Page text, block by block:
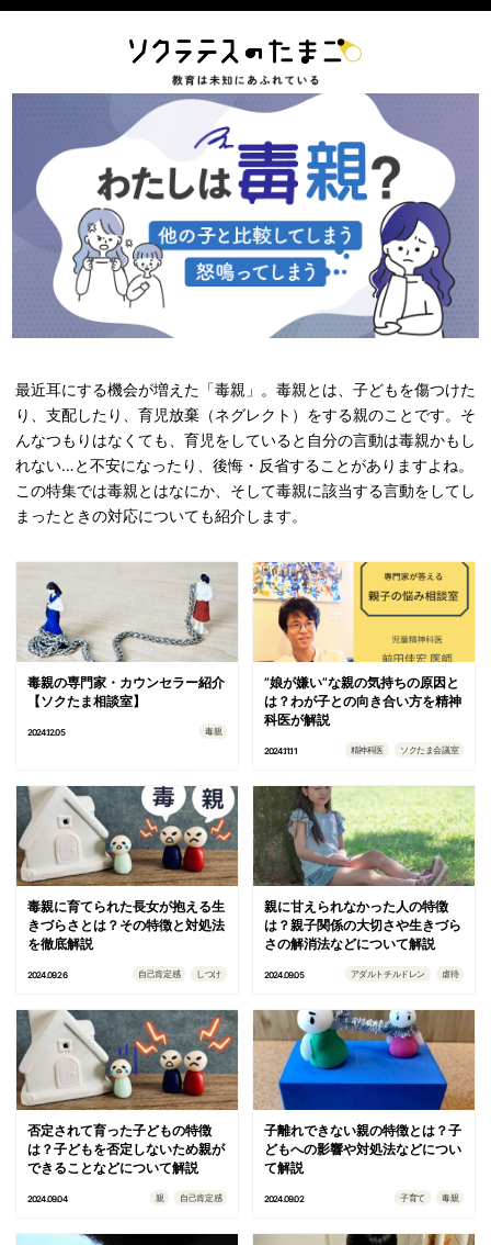
最近耳にする機会が増えた「毒親」。毒親とは、子どもを傷つけた
り、支配したり、育児放棄（ネグレクト）をする親のことです。そ
んなつもりはなくても、育児をしていると自分の言動は毒親かもし
れない…と不安になったり、後悔・反省することがありますよね。
この特集では毒親とはなにか、そして毒親に該当する言動をしてし
まったときの対応についても紹介します。
毒親の専門家・カウンセラー紹介
【ソクたま相談室】
2024.12.05 毒親
”娘が嫌い”な親の気持ちの原因と
は？わが子との向き合い方を精神
科医が解説
2024.11.11 精神科医 ソクたま会議室
毒親に育てられた長女が抱える生
きづらさとは？その特徴と対処法
を徹底解説
2024.09.26 自己肯定感 しつけ
親に甘えられなかった人の特徴
は？親子関係の大切さや生きづら
さの解消法などについて解説
2024.09.05 アダルトチルドレン 虐待
否定されて育った子どもの特徴
は？子どもを否定しないため親が
できることなどについて解説
2024.09.04 親 自己肯定感
子離れできない親の特徴とは？子
どもへの影響や対処法などについ
て解説
2024.09.02 子育て 毒親